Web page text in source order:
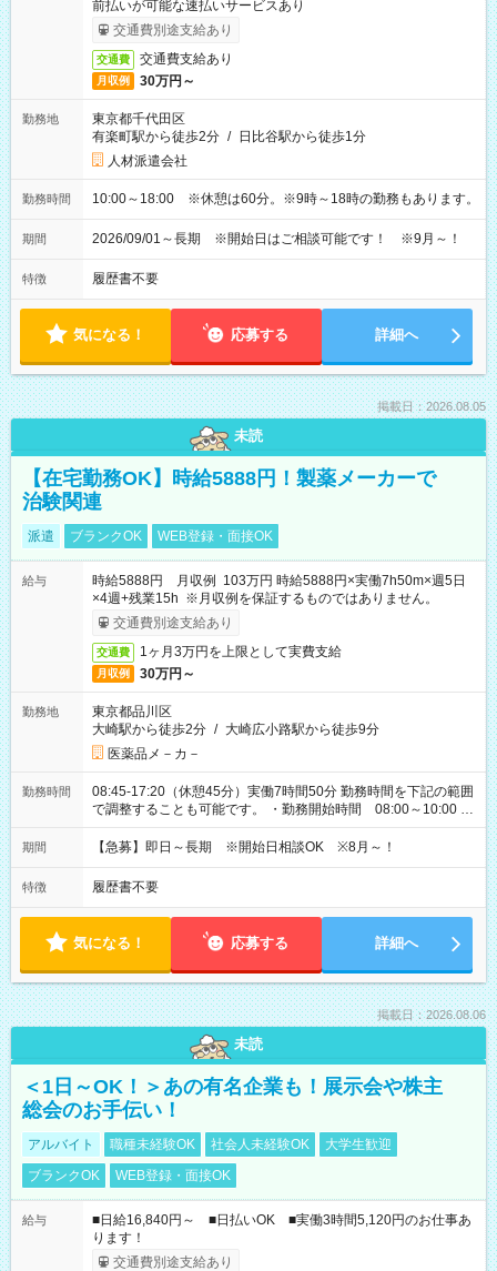
前払いが可能な速払いサービスあり
交通費別途支給あり
交通費 交通費支給あり
月収例 30万円～
勤務地
東京都千代田区
有楽町駅から徒歩2分 / 日比谷駅から徒歩1分
人材派遣会社
勤務時間 10:00～18:00 ※休憩は60分。※9時～18時の勤務もあります。
期間 2026/09/01～長期 ※開始日はご相談可能です！ ※9月～！
特徴 履歴書不要
気になる！ 応募する 詳細へ
掲載日：2026.08.05
未読
【在宅勤務OK】時給5888円！製薬メーカーで
治験関連
派遣 ブランクOK WEB登録・面接OK
給与
時給5888円 月収例 103万円 時給5888円×実働7h50m×週5日
×4週+残業15h ※月収例を保証するものではありません。
交通費別途支給あり
交通費 1ヶ月3万円を上限として実費支給
月収例 30万円～
勤務地
東京都品川区
大崎駅から徒歩2分 / 大崎広小路駅から徒歩9分
医薬品メ－カ－
勤務時間
08:45-17:20（休憩45分）実働7時間50分 勤務時間を下記の範囲
で調整することも可能です。 ・勤務開始時間 08:00～10:00 ・
勤務終了時間 17:00～19:00 ・実働 06:15～08:00
期間 【急募】即日～長期 ※開始日相談OK ※8月～！
特徴 履歴書不要
気になる！ 応募する 詳細へ
掲載日：2026.08.06
未読
＜1日～OK！＞あの有名企業も！展示会や株主
総会のお手伝い！
アルバイト 職種未経験OK 社会人未経験OK
大学生歓迎
ブランクOK
WEB登録・面接OK
給与
■日給16,840円～ ■日払いOK ■実働3時間5,120円のお仕事あ
ります！
交通費別途支給あり